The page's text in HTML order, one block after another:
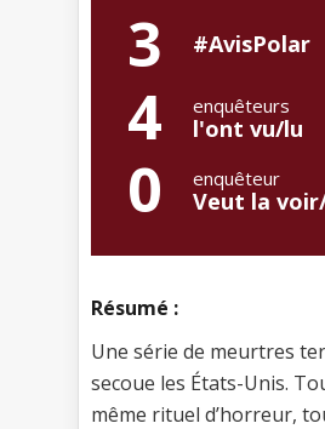
3 #AvisPolar
4 enquêteurs
l'ont vu/lu
0 enquêteur
Veut la
Résumé :
Une série de meurtres
secoue les États-Unis.
même rituel d’horreur,